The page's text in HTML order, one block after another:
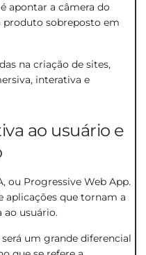
apontar a câmera do
produto sobreposto em
na criação de sites,
interativa e
ao usuário e
ou Progressive Web App.
aplicações que tornam a
ao usuário.
um grande diferencial